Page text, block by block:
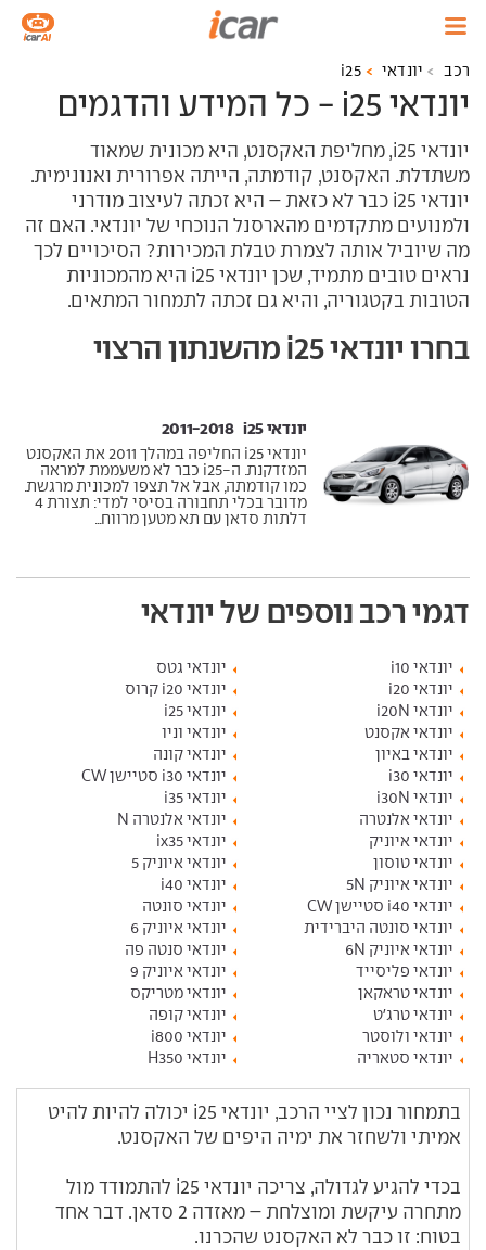
רכב יונדאי i25
יונדאי i25 - כל המידע והדגמים
יונדאי i25, מחליפת האקסנט, היא מכונית שמאוד
משתדלת. האקסנט, קודמתה, הייתה אפרורית ואנונימית.
יונדאי i25 כבר לא כזאת – היא זכתה לעיצוב מודרני
ולמנועים מתקדמים מהארסנל הנוכחי של יונדאי. האם זה
מה שיוביל אותה לצמרת טבלת המכירות? הסיכויים לכך
נראים טובים מתמיד, שכן יונדאי i25 היא מהמכוניות
הטובות בקטגוריה, והיא גם זכתה לתמחור המתאים.
בחרו יונדאי i25 מהשנתון הרצוי
יונדאי i25 ‏ 2011-2018
יונדאי i25 החליפה במהלך 2011 את האקסנט
המזדקנת. ה-i25 כבר לא משעממת למראה
כמו קודמתה, אבל אל תצפו למכונית מרגשת.
מדובר בכלי תחבורה בסיסי למדי: תצורת 4
דלתות סדאן עם תא מטען מרווח...
דגמי רכב נוספים של יונדאי
יונדאי i10
יונדאי גטס
יונדאי i20
יונדאי i20 קרוס
יונדאי i20N
יונדאי i25
יונדאי אקסנט
יונדאי וניו
יונדאי באיון
יונדאי קונה
יונדאי i30
יונדאי i30 סטיישן CW
יונדאי i30N
יונדאי i35
יונדאי אלנטרה
יונדאי אלנטרה N
יונדאי איוניק
יונדאי ix35
יונדאי טוסון
יונדאי איוניק 5
יונדאי איוניק 5N
יונדאי i40
יונדאי i40 סטיישן CW
יונדאי סונטה
יונדאי סונטה היברידית
יונדאי איוניק 6
יונדאי איוניק 6N
יונדאי סנטה פה
יונדאי פליסייד
יונדאי איוניק 9
יונדאי טראקאן
יונדאי מטריקס
יונדאי טרג'ט
יונדאי קופה
יונדאי ולוסטר
יונדאי i800
יונדאי סטאריה
יונדאי H350
בתמחור נכון לציי הרכב, יונדאי i25 יכולה להיות להיט
אמיתי ולשחזר את ימיה היפים של האקסנט.
בכדי להגיע לגדולה, צריכה יונדאי i25 להתמודד מול
מתחרה עיקשת ומוצלחת – מאזדה 2 סדאן. דבר אחד
בטוח: זו כבר לא האקסנט שהכרנו.